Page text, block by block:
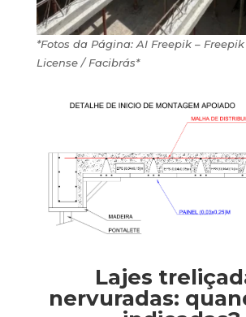
*Fotos da Página: AI Freepik –
License / Facibrás*
Lajes
nervuradas: